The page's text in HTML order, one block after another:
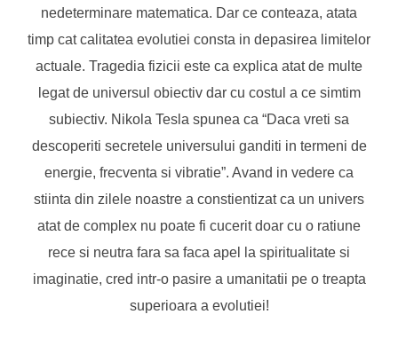
nedeterminare matematica. Dar ce conteaza, atata
timp cat calitatea evolutiei consta in depasirea limitelor
actuale. Tragedia fizicii este ca explica atat de multe
legat de universul obiectiv dar cu costul a ce simtim
subiectiv. Nikola Tesla spunea ca “Daca vreti sa
descoperiti secretele universului ganditi in termeni de
energie, frecventa si vibratie”. Avand in vedere ca
stiinta din zilele noastre a constientizat ca un univers
atat de complex nu poate fi cucerit doar cu o ratiune
rece si neutra fara sa faca apel la spiritualitate si
imaginatie, cred intr-o pasire a umanitatii pe o treapta
superioara a evolutiei!